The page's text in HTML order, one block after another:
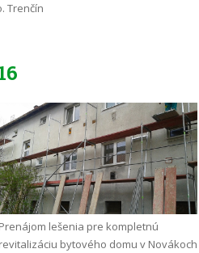
Trenčín
Prenájom lešenia pre kompletnú
revitalizáciu bytového domu v Novákoch